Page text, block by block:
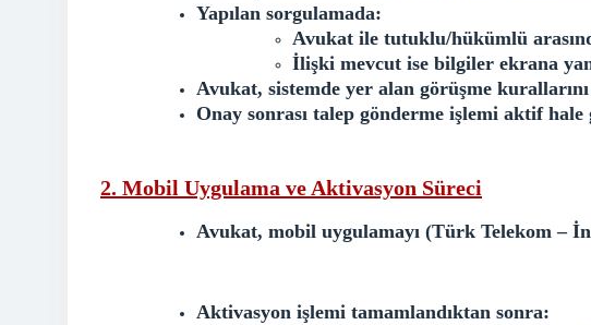
Yapılan sorgulamada:
Avukat ile tutuklu/hükümlü
İlişki mevcut ise bilgiler ekrana
Avukat, sistemde yer alan görüşme
Onay sonrası talep gönderme işlemi aktif
2. Mobil Uygulama ve Aktivasyon Süreci
Avukat, mobil uygulamayı (Türk Telekom –
Aktivasyon işlemi tamamlandıktan sonra: